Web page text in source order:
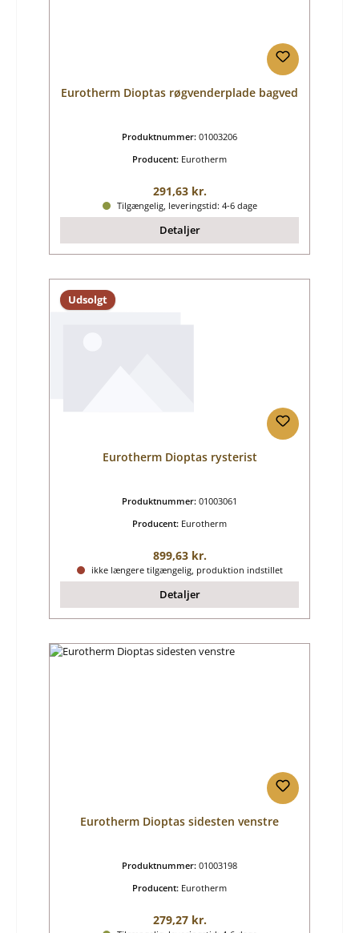
Eurotherm Dioptas røgvenderplade bagved
Produktnummer: 01003206
Producent: Eurotherm
Almindelig pris:
291,63 kr.
Tilgængelig, leveringstid: 4-6 dage
Detaljer
Udsolgt
Eurotherm Dioptas rysterist
Produktnummer: 01003061
Producent: Eurotherm
Almindelig pris:
899,63 kr.
ikke længere tilgængelig, produktion indstillet
Detaljer
Eurotherm Dioptas sidesten venstre
Produktnummer: 01003198
Producent: Eurotherm
Almindelig pris:
279,27 kr.